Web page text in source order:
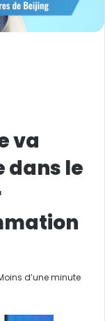
va
dans le
d’une minute